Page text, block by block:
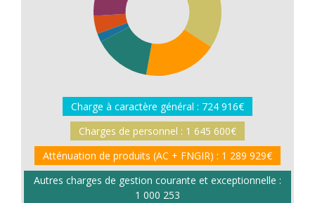
Charge à caractère général : 724 916€
Charges de personnel : 1 645 600€
Atténuation de produits (AC + FNGIR) : 1 289 929€
Autres charges de gestion courante et exceptionnelle :
1 000 253